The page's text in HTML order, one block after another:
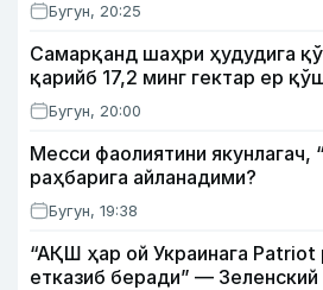
Бугун, 20:25
Самарқанд шаҳри ҳудудига
қарийб 17,2 минг гектар ер
Бугун, 20:00
Месси фаолиятини якунлагач,
раҳбарига айланадими?
Бугун, 19:38
“АҚШ ҳар ой Украинага Patriot
етказиб беради” — Зеленский